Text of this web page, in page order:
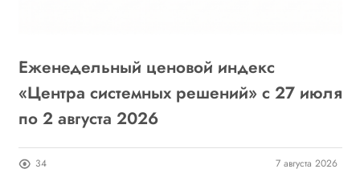
Еженедельный ценовой индекс
«Центра системных решений» с 27 июля
по 2 августа 2026
34 7 августа 2026